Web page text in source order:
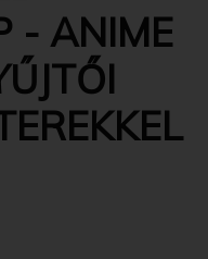
- ANIME